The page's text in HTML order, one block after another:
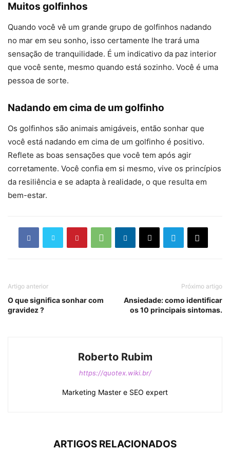
Muitos golfinhos
Quando você vê um grande grupo de golfinhos nadando
no mar em seu sonho, isso certamente lhe trará uma
sensação de tranquilidade. É um indicativo da paz interior
que você sente, mesmo quando está sozinho. Você é uma
pessoa de sorte.
Nadando em cima de um golfinho
Os golfinhos são animais amigáveis, então sonhar que
você está nadando em cima de um golfinho é positivo.
Reflete as boas sensações que você tem após agir
corretamente. Você confia em si mesmo, vive os princípios
da resiliência e se adapta à realidade, o que resulta em
bem-estar.
Artigo anterior
O que significa sonhar com
gravidez ?
Próximo artigo
Ansiedade: como identificar
os 10 principais sintomas.
Roberto Rubim
https://quotex.wiki.br/
Marketing Master e SEO expert
ARTIGOS RELACIONADOS